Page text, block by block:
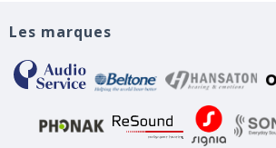
Les marques